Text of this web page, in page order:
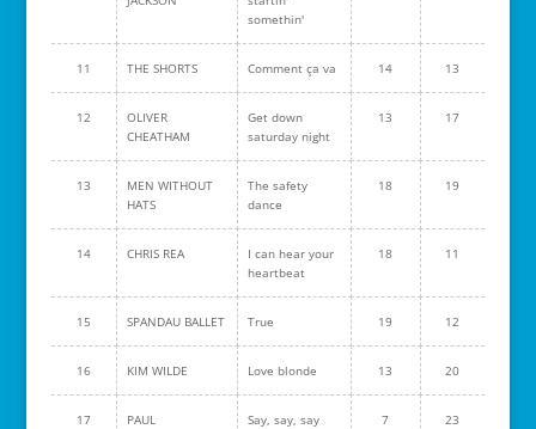
somethin'
11 THE SHORTS Comment ça va 14 13
12
OLIVER
CHEATHAM
Get down
saturday night
13 17
13
MEN WITHOUT
HATS
The safety
dance
18 19
14 CHRIS REA
I can hear your
heartbeat
18 11
15 SPANDAU BALLET True 19 12
16 KIM WILDE Love blonde 13 20
17
PAUL
Say, say, say 7 23